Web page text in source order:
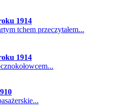
1914
tchem przeczytałem...
1914